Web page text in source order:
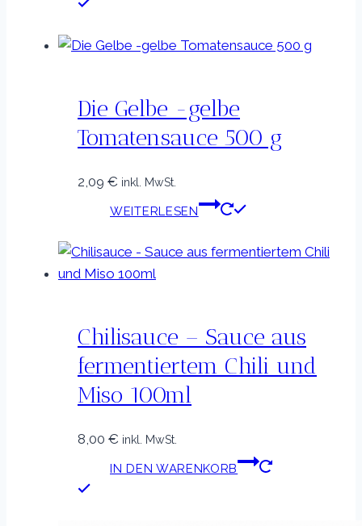
Die Gelbe -gelbe
Tomatensauce 500 g
2,09 € inkl. MwSt.
WEITERLESEN
Chilisauce – Sauce aus
fermentiertem Chili und
Miso 100ml
8,00 € inkl. MwSt.
IN DEN WARENKORB